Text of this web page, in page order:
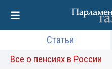
Статьи
Все о пенсиях в России